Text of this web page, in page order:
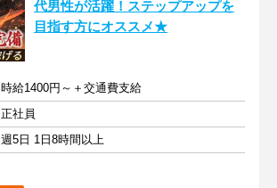
代男性が活躍！ステップアップを
目指す方にオススメ★
時給1400円～＋交通費支給
正社員
週5日 1日8時間以上